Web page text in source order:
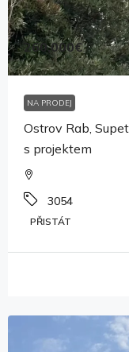
260,000€
NA PRODEJ
Ostrov Rab,
s projektem
3054
PŘISTÁT